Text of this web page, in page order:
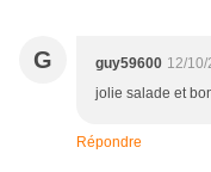
G guy59600 12/
jolie salade et
Répondre